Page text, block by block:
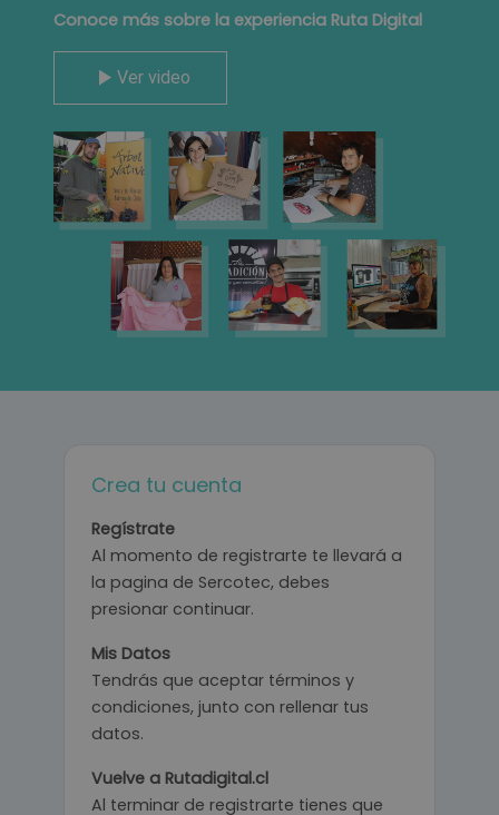
Conoce más sobre la experiencia Ruta Digital
Ver video
Crea tu cuenta
Regístrate
Al momento de registrarte te llevará a
la pagina de Sercotec, debes
presionar continuar.
Mis Datos
Tendrás que aceptar términos y
condiciones, junto con rellenar tus
datos.
Vuelve a Rutadigital.cl
Al terminar de registrarte tienes que